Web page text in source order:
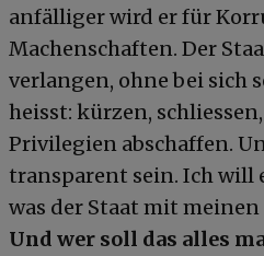
anfälliger wird er für
Machenschaften. Der
verlangen, ohne bei sich
heisst: kürzen,
Privilegien abschaffen.
transparent sein. Ich will
was der Staat mit
Und wer soll das alles